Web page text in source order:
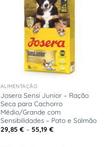
Desejos
ALIMENTAÇÃO
Josera Sensi Junior – Ração
Seca para Cachorro
Médio/Grande com
Sensibilidades – Pato e Salmão
29,85 € – 55,19 €Price